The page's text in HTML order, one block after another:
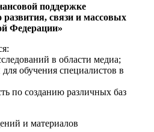
поддержке
связи и массовых
Федерации»
в области медиа;
обучения специалистов в
по созданию различных баз
и материалов